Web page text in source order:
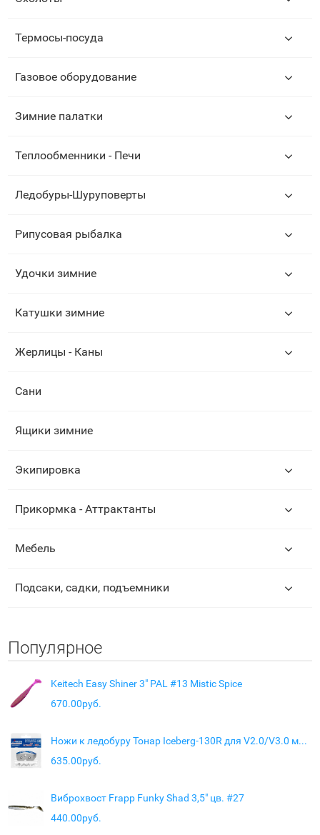
Термосы-посуда
Газовое оборудование
Зимние палатки
Теплообменники - Печи
Ледобуры-Шуруповерты
Рипусовая рыбалка
Удочки зимние
Катушки зимние
Жерлицы - Каны
Сани
Ящики зимние
Экипировка
Прикормка - Аттрактанты
Мебель
Подсаки, садки, подъемники
Популярное
Keitech Easy Shiner 3" PAL #13 Mistic Spice
670.00руб.
Ножи к ледобуру Тонар Iceberg-130R для V2.0/V3.0 мокрый лед правое вращение
635.00руб.
Виброхвост Frapp Funky Shad 3,5" цв. #27
440.00руб.